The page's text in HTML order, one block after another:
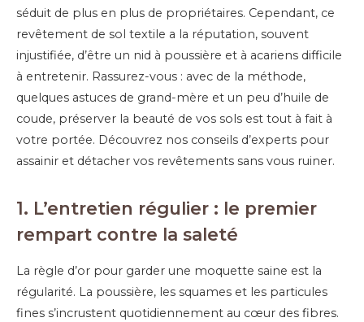
séduit de plus en plus de propriétaires. Cependant, ce
revêtement de sol textile a la réputation, souvent
injustifiée, d’être un nid à poussière et à acariens difficile
à entretenir. Rassurez-vous : avec de la méthode,
quelques astuces de grand-mère et un peu d’huile de
coude, préserver la beauté de vos sols est tout à fait à
votre portée. Découvrez nos conseils d’experts pour
assainir et détacher vos revêtements sans vous ruiner.
1. L’entretien régulier : le premier
rempart contre la saleté
La règle d’or pour garder une moquette saine est la
régularité. La poussière, les squames et les particules
fines s’incrustent quotidiennement au cœur des fibres.